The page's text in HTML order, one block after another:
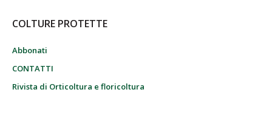
COLTURE PROTETTE
Abbonati
CONTATTI
Rivista di Orticoltura e floricoltura